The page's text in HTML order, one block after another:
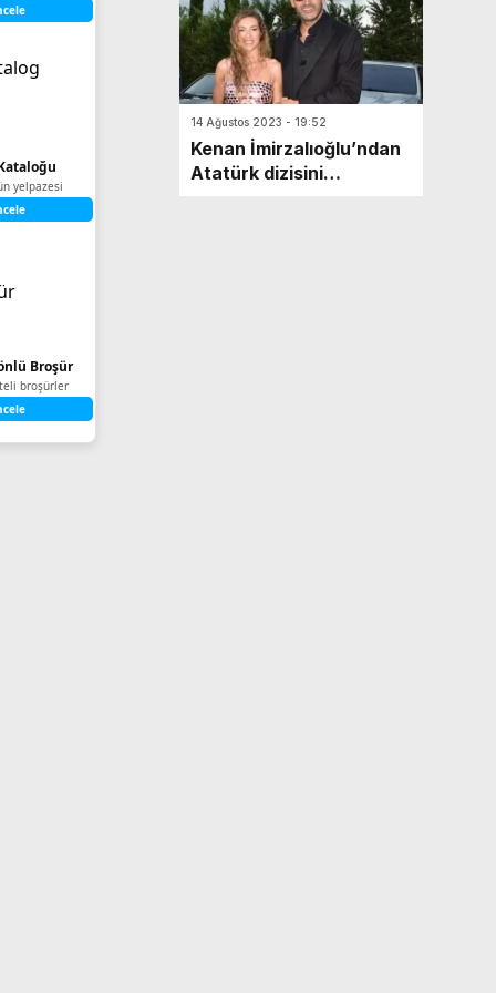
yelpazesi
Broşür
broşürler
14 Ağustos 2023 - 19:52
Kenan İmirzalıoğlu’ndan
Atatürk dizisini